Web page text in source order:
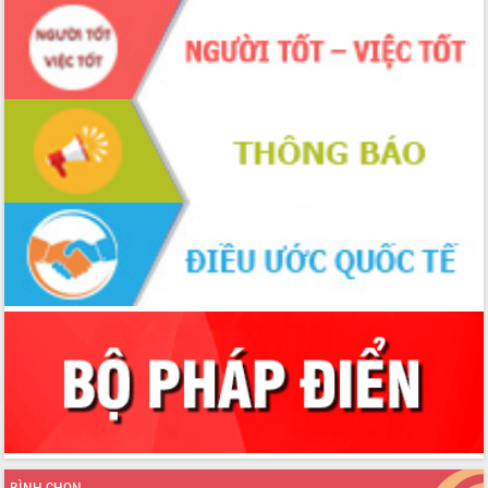
ứng để giữ vững thị trường xuất khẩu
Diễn đàn Kinh tế tư nhân Việt Nam đột
phá cơ chế - Hợp tác công tư
Đề án 06 tạo bước ngoặt đột phá trong
cải cách hành chính tỉnh Đắk Lắk
Kết nối tour, đẩy mạnh chuyển đổi số
để phát triển du lịch Đắk Lắk
Khởi động Dự án Đầu tư xây dựng hạ
tầng kỹ thuật Cụm công nghiệp Tân
Tiến
Gặp mặt các cơ quan báo chí nhân Kỷ
niệm 101 năm Ngày Báo chí Cách
mạng Việt Nam
Đắk Lắk sơ kết 4 năm triển khai thực
hiện Đề án 06 của Chính phủ
Họp báo thông tin về Hội nghị Công bố
Quy hoạch và Xúc tiến đầu tư tỉnh Đắk
giải ngân vốn khắc phục thiên tai